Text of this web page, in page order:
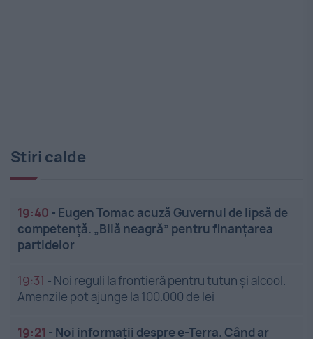
Stiri calde
19:40 - Eugen Tomac acuză Guvernul de lipsă de
competență. „Bilă neagră” pentru finanțarea
partidelor
19:31 - Noi reguli la frontieră pentru tutun și alcool.
Amenzile pot ajunge la 100.000 de lei
19:21 - Noi informații despre e-Terra. Când ar